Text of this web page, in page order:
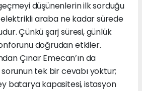
düşünenlerin ilk sorduğu
araba ne kadar sürede
Çünkü şarj süresi, günlük
doğrudan etkiler.
Çınar Emecan’ın da
sorunun tek bir cevabı yoktur;
batarya kapasitesi, istasyon